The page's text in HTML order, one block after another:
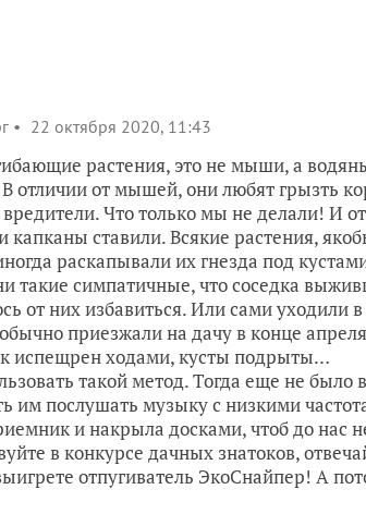
22 октября 2020, 11:43
растения, это не мыши, а
отличии от мышей, они любят грызть
Что только мы не делали! И
капканы ставили. Всякие растения,
раскапывали их гнезда под
такие симпатичные, что соседка
от них избавиться. Или сами уходили
приезжали на дачу в конце
испещрен ходами, кусты подрыты…
такой метод. Тогда еще не было
им послушать музыку с низкими
и накрыла досками, чтоб до нас
в конкурсе дачных знатоков,
отпугиватель ЭкоСнайпер! А